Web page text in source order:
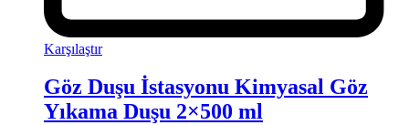
Karşılaştır
Göz Duşu İstasyonu Kimyasal Göz
Yıkama Duşu 2×500 ml